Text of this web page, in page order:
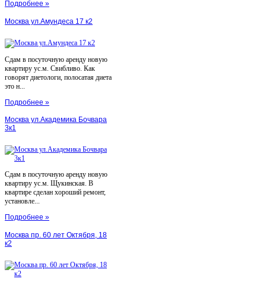
Подробнее »
Москва ул.Амундеса 17 к2
Сдам в посуточную аренду новую
квартиру ус.м. Свибливо. Как
говорят диетологи, полосатая диета
это н...
Подробнее »
Москва ул.Академика Бочвара
3к1
Сдам в посуточную аренду новую
квартиру ус.м. Щукинская. В
квартире сделан хороший ремонт,
установле...
Подробнее »
Москва пр. 60 лет Октября, 18
к2